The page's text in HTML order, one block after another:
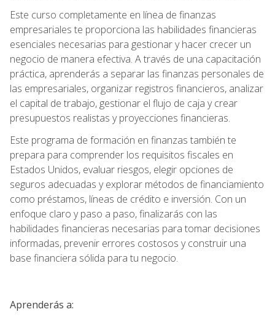
Este curso completamente en línea de finanzas
empresariales te proporciona las habilidades financieras
esenciales necesarias para gestionar y hacer crecer un
negocio de manera efectiva. A través de una capacitación
práctica, aprenderás a separar las finanzas personales de
las empresariales, organizar registros financieros, analizar
el capital de trabajo, gestionar el flujo de caja y crear
presupuestos realistas y proyecciones financieras.
Este programa de formación en finanzas también te
prepara para comprender los requisitos fiscales en
Estados Unidos, evaluar riesgos, elegir opciones de
seguros adecuadas y explorar métodos de financiamiento
como préstamos, líneas de crédito e inversión. Con un
enfoque claro y paso a paso, finalizarás con las
habilidades financieras necesarias para tomar decisiones
informadas, prevenir errores costosos y construir una
base financiera sólida para tu negocio.
Aprenderás a: